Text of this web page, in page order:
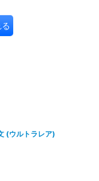
(ウルトラレア)